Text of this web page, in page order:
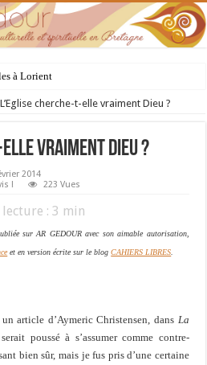
père de la Bretagne chrétienne
L’Eglise cherche-t-elle vraiment Dieu ?
vraiment Dieu ?
2014
!
223 Vues
lecture :3 min
sur AR GEDOUR avec son aimable autorisation,
et en version écrite sur le blogCAHIERS LIBRES
article d’Aymeric Christensen, dans La
poussé à s’assumer comme contre-
bien sûr, mais je fus pris d’une certaine